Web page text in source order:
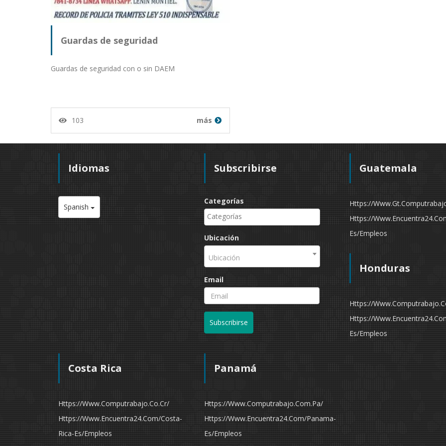
Guardas de seguridad
Guardas de seguridad con o sin DAEM
103 más
Idiomas
Spanish
Subscribirse
Categorías
Ubicación
Ubicación
Email
Subscribirse
Guatemala
Https://
Https://
Es/empleos
Honduras
Https://
Https://
Es/empleos
Costa Rica
Https://www.computrabajo.co.cr/
Https://www.encuentra24.com/costa-
Rica-Es/empleos
Panamá
Https://www.computrabajo.com.pa/
Https://www.encuentra24.com/panama-
Es/empleos